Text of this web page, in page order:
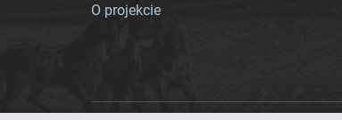
O projekcie